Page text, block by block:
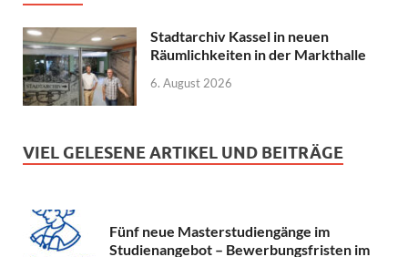
Stadtarchiv Kassel in neuen
Räumlichkeiten in der Markthalle
6. August 2026
VIEL GELESENE ARTIKEL UND BEITRÄGE
Fünf neue Masterstudiengänge im
Studienangebot – Bewerbungsfristen im